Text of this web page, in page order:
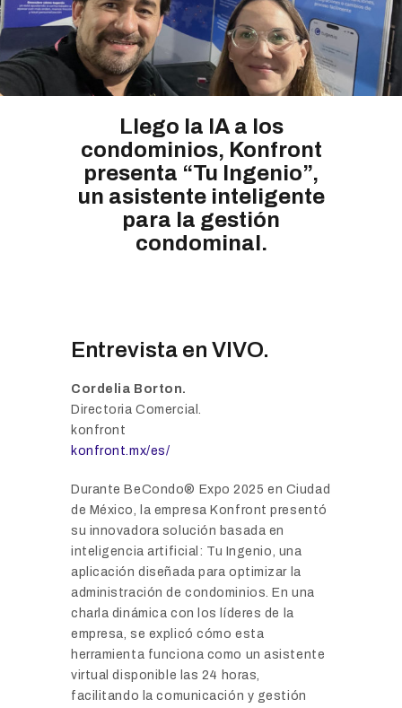
REDES
Llego la IA a los
condominios, Konfront
presenta “Tu Ingenio”,
un asistente inteligente
para la gestión
condominal.
Entrevista en VIVO.
Cordelia Borton.
Directoria Comercial.
konfront
konfront.mx/es/
Durante BeCondo® Expo 2025 en Ciudad
de México, la empresa Konfront presentó
su innovadora solución basada en
inteligencia artificial: Tu Ingenio, una
aplicación diseñada para optimizar la
administración de condominios. En una
charla dinámica con los líderes de la
empresa, se explicó cómo esta
herramienta funciona como un asistente
virtual disponible las 24 horas,
facilitando la comunicación y gestión